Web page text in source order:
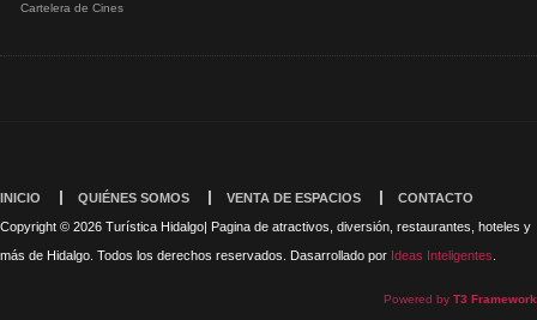
Cartelera de Cines
INICIO QUIÉNES SOMOS VENTA DE ESPACIOS
CONTACTO
Copyright © 2026 Turística Hidalgo| Pagina de atractivos, diversión, restaurantes, hoteles y
más de Hidalgo. Todos los derechos reservados. Dasarrollado por Ideas Inteligentes
Powered by T3 Framework